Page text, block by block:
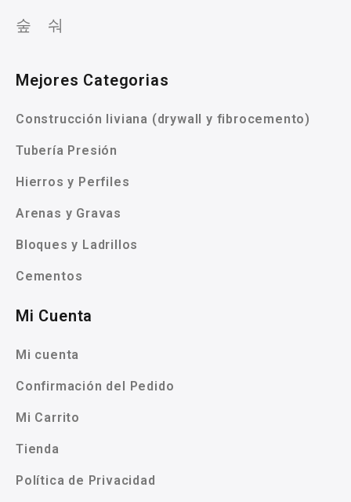
Mejores Categorias
Construcción liviana (drywall y fibrocemento)
Tubería Presión
Hierros y Perfiles
Arenas y Gravas
Bloques y Ladrillos
Cementos
Mi Cuenta
Mi cuenta
Confirmación del Pedido
Mi Carrito
Tienda
Política de Privacidad